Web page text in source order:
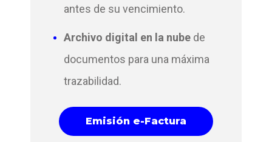
antes de su vencimiento.
Archivo digital en la nube de
documentos para una máxima
trazabilidad.
Emisión e-Factura